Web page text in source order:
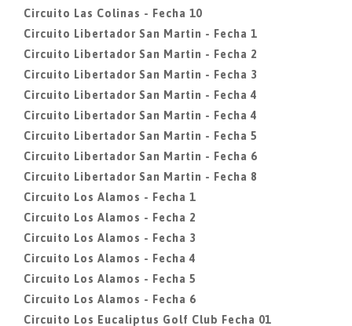
Circuito Las Colinas - Fecha 10
Circuito Libertador San Martin - Fecha 1
Circuito Libertador San Martin - Fecha 2
Circuito Libertador San Martin - Fecha 3
Circuito Libertador San Martin - Fecha 4
Circuito Libertador San Martin - Fecha 4
Circuito Libertador San Martin - Fecha 5
Circuito Libertador San Martin - Fecha 6
Circuito Libertador San Martin - Fecha 8
Circuito Los Alamos - Fecha 1
Circuito Los Alamos - Fecha 2
Circuito Los Alamos - Fecha 3
Circuito Los Alamos - Fecha 4
Circuito Los Alamos - Fecha 5
Circuito Los Alamos - Fecha 6
Circuito Los Eucaliptus Golf Club Fecha 01